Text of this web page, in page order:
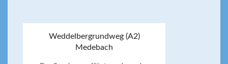
Weddelbergrundweg (A2)
Medebach